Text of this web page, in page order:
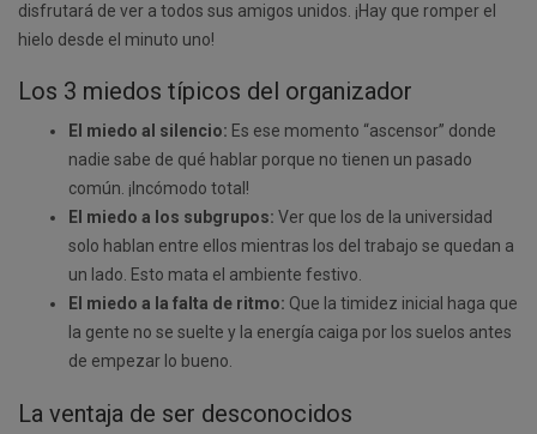
disfrutará de ver a todos sus amigos unidos. ¡Hay que romper el
hielo desde el minuto uno!
Los 3 miedos típicos del organizador
El miedo al silencio: Es ese momento “ascensor” donde
nadie sabe de qué hablar porque no tienen un pasado
común. ¡Incómodo total!
El miedo a los subgrupos: Ver que los de la universidad
solo hablan entre ellos mientras los del trabajo se quedan a
un lado. Esto mata el ambiente festivo.
El miedo a la falta de ritmo: Que la timidez inicial haga que
la gente no se suelte y la energía caiga por los suelos antes
de empezar lo bueno.
La ventaja de ser desconocidos